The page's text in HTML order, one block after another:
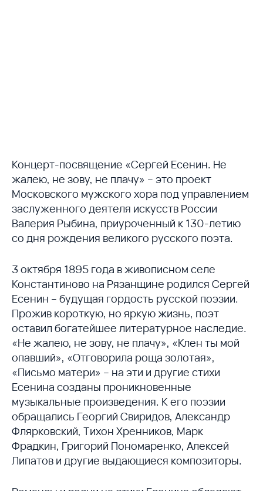
Концерт-посвящение «Сергей Есенин. Не
жалею, не зову, не плачу» – это проект
Московского мужского хора под управлением
заслуженного деятеля искусств России
Валерия Рыбина, приуроченный к 130-летию
со дня рождения великого русского поэта.
3 октября 1895 года в живописном селе
Константиново на Рязанщине родился Сергей
Есенин – будущая гордость русской поэзии.
Прожив короткую, но яркую жизнь, поэт
оставил богатейшее литературное наследие.
«Не жалею, не зову, не плачу», «Клен ты мой
опавший», «Отговорила роща золотая»,
«Письмо матери» – на эти и другие стихи
Есенина созданы проникновенные
музыкальные произведения. К его поэзии
обращались Георгий Свиридов, Александр
Флярковский, Тихон Хренников, Марк
Фрадкин, Григорий Пономаренко, Алексей
Липатов и другие выдающиеся композиторы.